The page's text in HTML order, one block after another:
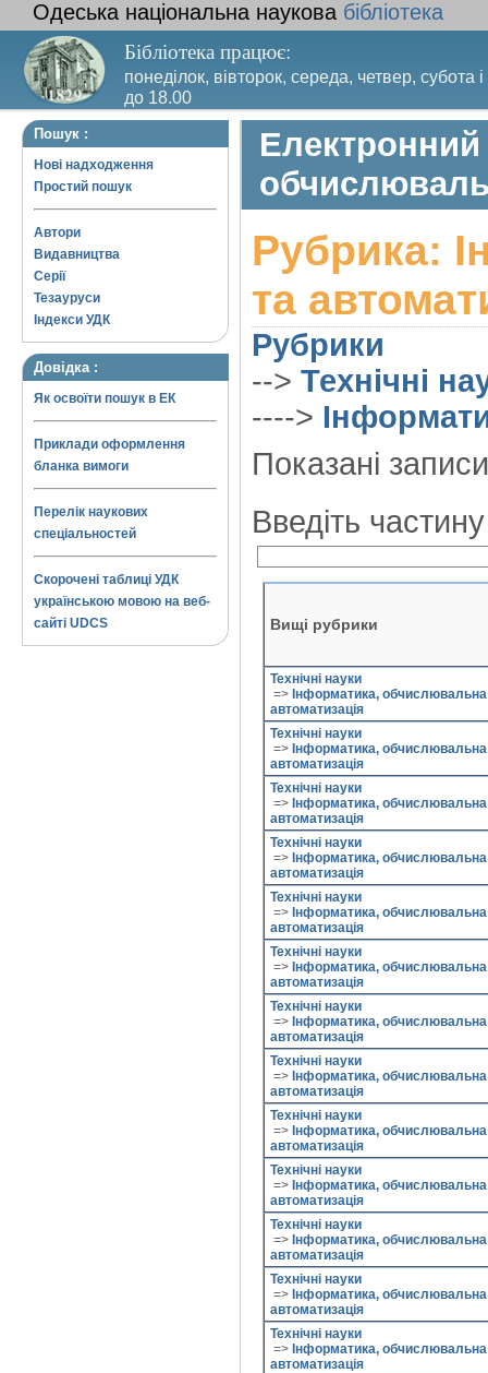
Одеська національна наукова бібліотека
Бібліотека працює:
понеділок, вівторок, середа, четвер, субота
до 18.00
Вихідний день – п’ятниця. Останній четвер
Пошук :
Нові надходження
Простий пошук
Автори
Видавництва
Серії
Тезауруси
Індекси УДК
Довідка :
Як освоїти пошук в ЕК
Приклади оформлення
бланка вимоги
Перелік наукових
спеціальностей
Скорочені таблиці УДК
українською мовою на веб-
сайті UDCS
Електронний
Рубрика:
та
Рубрики
--> Технічні
---->
Показані
Введіть
Вищі рубрики
Технічні науки
=> Інформатика, обчислювальна
автоматизація
Технічні науки
=> Інформатика, обчислювальна
автоматизація
Технічні науки
=> Інформатика, обчислювальна
автоматизація
Технічні науки
=> Інформатика, обчислювальна
автоматизація
Технічні науки
=> Інформатика, обчислювальна
автоматизація
Технічні науки
=> Інформатика, обчислювальна
автоматизація
Технічні науки
=> Інформатика, обчислювальна
автоматизація
Технічні науки
=> Інформатика, обчислювальна
автоматизація
Технічні науки
=> Інформатика, обчислювальна
автоматизація
Технічні науки
=> Інформатика, обчислювальна
автоматизація
Технічні науки
=> Інформатика, обчислювальна
автоматизація
Технічні науки
=> Інформатика, обчислювальна
автоматизація
Технічні науки
=> Інформатика, обчислювальна
автоматизація